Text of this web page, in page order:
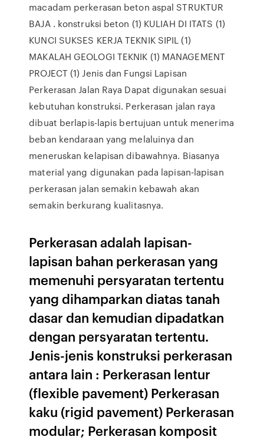
macadam perkerasan beton aspal STRUKTUR
BAJA . konstruksi beton (1) KULIAH DI ITATS (1)
KUNCI SUKSES KERJA TEKNIK SIPIL (1)
MAKALAH GEOLOGI TEKNIK (1) MANAGEMENT
PROJECT (1) Jenis dan Fungsi Lapisan
Perkerasan Jalan Raya Dapat digunakan sesuai
kebutuhan konstruksi. Perkerasan jalan raya
dibuat berlapis-lapis bertujuan untuk menerima
beban kendaraan yang melaluinya dan
meneruskan kelapisan dibawahnya. Biasanya
material yang digunakan pada lapisan-lapisan
perkerasan jalan semakin kebawah akan
semakin berkurang kualitasnya.
Perkerasan adalah lapisan-
lapisan bahan perkerasan yang
memenuhi persyaratan tertentu
yang dihamparkan diatas tanah
dasar dan kemudian dipadatkan
dengan persyaratan tertentu.
Jenis-jenis konstruksi perkerasan
antara lain : Perkerasan lentur
(flexible pavement) Perkerasan
kaku (rigid pavement) Perkerasan
modular; Perkerasan komposit